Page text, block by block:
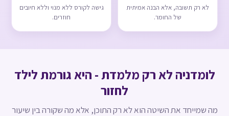
לא רק תשובה, אלא הבנה אמיתית
של החומר.
גישה לקורס ללא מנוי וללא חיובים
חוזרים.
לומדניה לא רק מלמדת - היא גורמת לילד
לחזור
מה שמייחד את השיטה הוא לא רק התוכן, אלא מה שקורה בין שיעור